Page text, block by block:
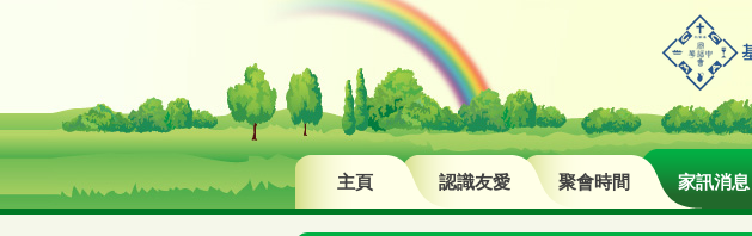
主頁 認識友愛 聚會時間 家訊消息